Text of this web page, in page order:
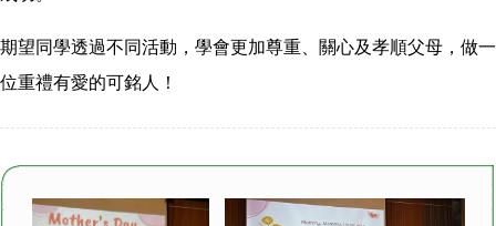
期望同學透過不同活動，學會更加尊重、關心及孝順父母，做一
位重禮有愛的可銘人！